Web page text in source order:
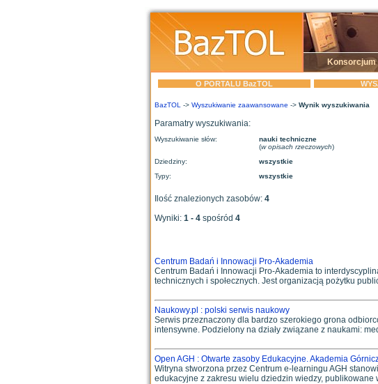
Konsorcjum
O PORTALU BazTOL
BazTOL -> Wyszukiwanie zaawansowane -> Wynik wyszukiwania
Paramatry wyszukiwania:
Wyszukiwanie słów:
nauki techniczne
(w opisach rzeczowych)
Dziedziny:
wszystkie
Typy:
wszystkie
Ilość znalezionych zasobów: 4
Wyniki: 1 - 4 spośród 4
Centrum Badań i Innowacji Pro-Akademia
Centrum Badań i Innowacji Pro-Akademia to
technicznych i społecznych. Jest organizacją pożytku
Naukowy.pl : polski serwis naukowy
Serwis przeznaczony dla bardzo szerokiego grona
intensywne. Podzielony na działy związane z naukami:
Open AGH : Otwarte zasoby Edukacyjne. Akademia
Witryna stworzona przez Centrum e-learningu AGH
edukacyjne z zakresu wielu dziedzin wiedzy, publikowane